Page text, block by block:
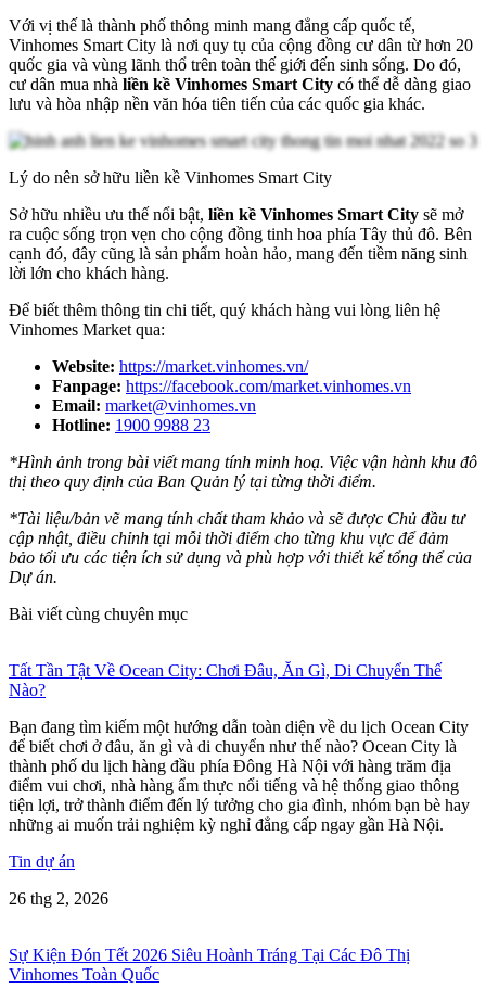
Với vị thế là thành phố thông minh mang đẳng cấp quốc tế,
Vinhomes Smart City là nơi quy tụ của cộng đồng cư dân từ hơn 20
quốc gia và vùng lãnh thổ trên toàn thế giới đến sinh sống. Do đó,
cư dân mua nhà liền kề Vinhomes Smart City có thể dễ dàng giao
lưu và hòa nhập nền văn hóa tiên tiến của các quốc gia khác.
Lý do nên sở hữu liền kề Vinhomes Smart City
Sở hữu nhiều ưu thế nổi bật, liền kề Vinhomes Smart City sẽ mở
ra cuộc sống trọn vẹn cho cộng đồng tinh hoa phía Tây thủ đô. Bên
cạnh đó, đây cũng là sản phẩm hoàn hảo, mang đến tiềm năng sinh
lời lớn cho khách hàng.
Để biết thêm thông tin chi tiết, quý khách hàng vui lòng liên hệ
Vinhomes Market qua:
Website: https://market.vinhomes.vn/
Fanpage: https://facebook.com/market.vinhomes.vn
Email: market@vinhomes.vn
Hotline: 1900 9988 23
*Hình ảnh trong bài viết mang tính minh hoạ. Việc vận hành khu đô
thị theo quy định của Ban Quản lý tại từng thời điểm.
*Tài liệu/bản vẽ mang tính chất tham khảo và sẽ được Chủ đầu tư
cập nhật, điều chỉnh tại mỗi thời điểm cho từng khu vực để đảm
bảo tối ưu các tiện ích sử dụng và phù hợp với thiết kế tổng thể của
Dự án.
Bài viết cùng chuyên mục
Tất Tần Tật Về Ocean City: Chơi Đâu, Ăn Gì, Di Chuyển Thế
Nào?
Bạn đang tìm kiếm một hướng dẫn toàn diện về du lịch Ocean City
để biết chơi ở đâu, ăn gì và di chuyển như thế nào? Ocean City là
thành phố du lịch hàng đầu phía Đông Hà Nội với hàng trăm địa
điểm vui chơi, nhà hàng ẩm thực nổi tiếng và hệ thống giao thông
tiện lợi, trở thành điểm đến lý tưởng cho gia đình, nhóm bạn bè hay
những ai muốn trải nghiệm kỳ nghỉ đẳng cấp ngay gần Hà Nội.
Tin dự án
26 thg 2, 2026
Sự Kiện Đón Tết 2026 Siêu Hoành Tráng Tại Các Đô Thị
Vinhomes Toàn Quốc